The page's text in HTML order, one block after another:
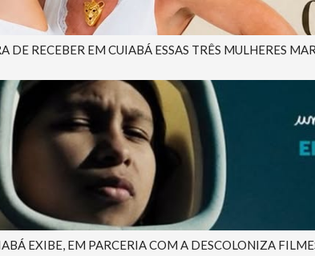
RECEBER EM CUIABÁ ESSAS TRÊS MULHERES
EXIBE, EM PARCERIA COM A DESCOLONIZA